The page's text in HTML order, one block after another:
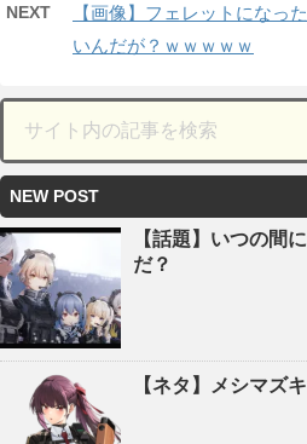
NEXT
【画像】フェレットになっ
いんだが？ｗｗｗｗｗ
NEW POST
【話題】いつの間
だ？
【ネタ】メシマズ